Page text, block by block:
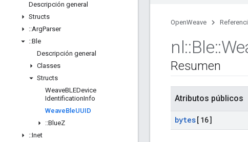
Descripción general
Structs
::ArgParser
::Ble
Descripción general
Classes
Structs
WeaveBLEDevice
IdentificationInfo
WeaveBleUUID
::BlueZ
::Inet
OpenWeave
nl::Ble::
Resumen
Atributos públicos
bytes[16]